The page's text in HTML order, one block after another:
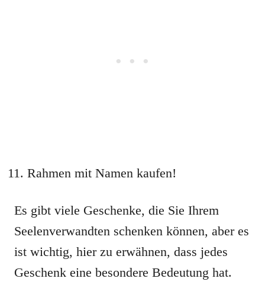
Rahmen mit Namen kaufen!
Es gibt viele Geschenke, die Sie Ihrem
Seelenverwandten schenken können, aber es
ist wichtig, hier zu erwähnen, dass jedes
Geschenk eine besondere Bedeutung hat.